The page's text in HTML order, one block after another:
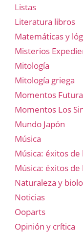
Listas
Literatura libros
Matemáticas y
Misterios
Mitología
Mitología griega
Momentos
Momentos Los
Mundo Japón
Música
Música: éxitos de
Música: éxitos de
Naturaleza y
Noticias
Ooparts
Opinión y crítica